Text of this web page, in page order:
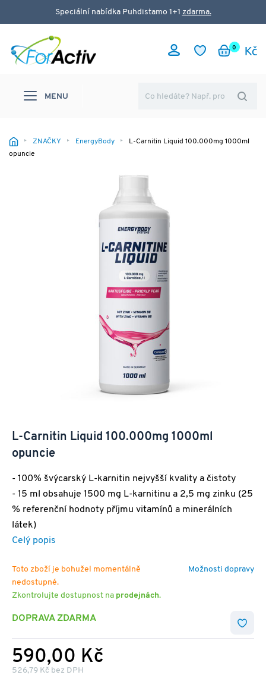
Speciální nabídka Puhdistamo 1+1 zdarma.
0
MENU
ZNAČKY EnergyBody
L-Carnitin Liquid 100.000mg 1000ml
opuncie
L-Carnitin Liquid 100.000mg 1000ml
opuncie
- 100% švýcarský L-karnitin nejvyšší kvality a čistoty
- 15 ml obsahuje 1500 mg L-karnitinu a 2,5 mg zinku (25
% referenční hodnoty příjmu vitamínů a minerálních
látek)
Celý popis
Možnosti dopravy
Toto zboží je bohužel momentálně
nedostupné.
Zkontrolujte dostupnost na prodejnách.
DOPRAVA ZDARMA
590,00 Kč
526,79 Kč bez DPH